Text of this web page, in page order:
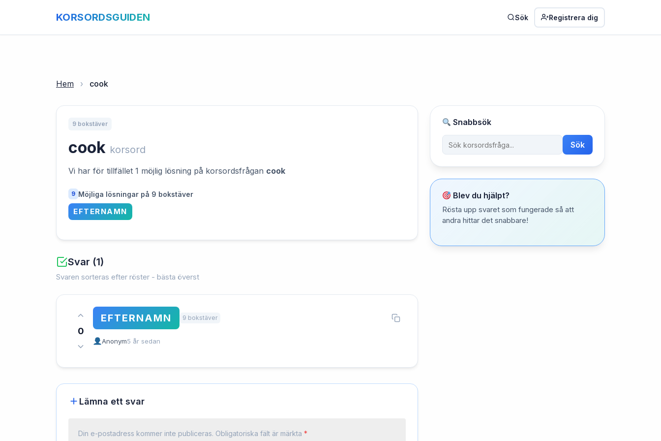
KORSORDSGUIDEN Sök Registrera dig
Hem › cook
9 bokstäver
cook korsord
Vi har för tillfället 1 möjlig lösning på korsordsfrågan cook
9 Möjliga lösningar på 9 bokstäver
EFTERNAMN
Svar (1)
Svaren sorteras efter röster - bästa överst
0
EFTERNAMN 9 bokstäver
Anonym5 år sedan
Lämna ett svar
Din e-postadress kommer inte publiceras. Obligatoriska fält är märkta *
Snabbsök
Sök
Blev du hjälpt?
Rösta upp svaret som fungerade så att
andra hittar det snabbare!